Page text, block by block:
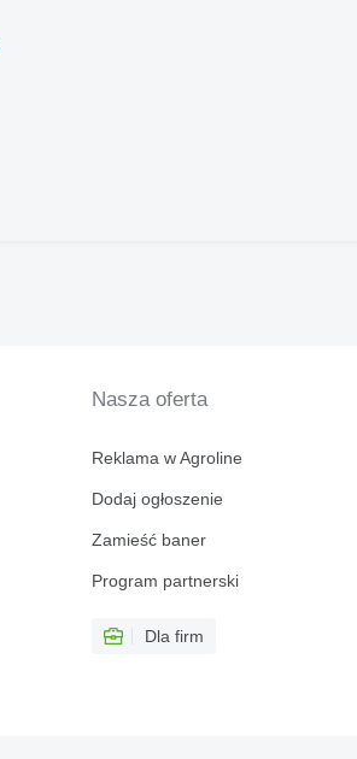
Nasza oferta
Reklama w Agroline
Dodaj ogłoszenie
Zamieść baner
Program partnerski
Dla firm